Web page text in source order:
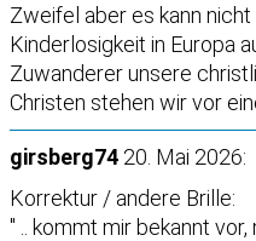
Zweifel aber es kann
Kinderlosigkeit in Europa
Zuwanderer unsere
Christen stehen wir vor
girsberg74 20. Mai 2026:
Korrektur / andere Brille:
" .. kommt mir bekannt